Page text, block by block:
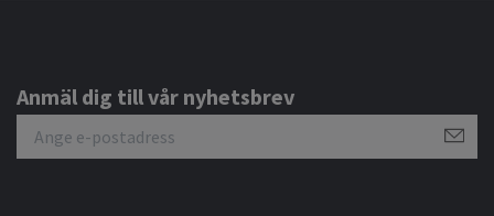
Anmäl dig till vår nyhetsbrev